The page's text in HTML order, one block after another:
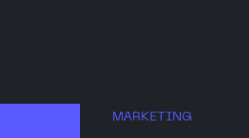
MARKETING